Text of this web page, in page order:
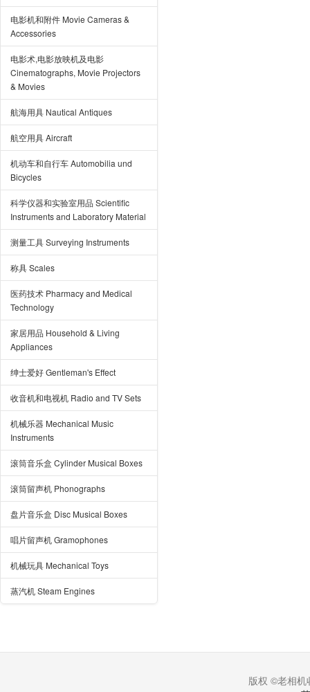
电影机和附件 Movie Cameras &
Accessories
电影术,电影放映机及电影
Cinematographs, Movie Projectors
& Movies
航海用具 Nautical Antiques
航空用具 Aircraft
机动车和自行车 Automobilia und
Bicycles
科学仪器和实验室用品 Scientific
Instruments and Laboratory Material
测量工具 Surveying Instruments
称具 Scales
医药技术 Pharmacy and Medical
Technology
家居用品 Household & Living
Appliances
绅士爱好 Gentleman's Effect
收音机和电视机 Radio and TV Sets
机械乐器 Mechanical Music
Instruments
滚筒音乐盒 Cylinder Musical Boxes
滚筒留声机 Phonographs
盘片音乐盒 Disc Musical Boxes
唱片留声机 Gramophones
机械玩具 Mechanical Toys
蒸汽机 Steam Engines
版权 ©老相